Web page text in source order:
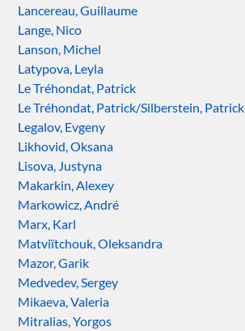
Lancereau, Guillaume
Lange, Nico
Lanson, Michel
Latypova, Leyla
Le Tréhondat, Patrick
Le Tréhondat, Patrick/Silberstein, Patrick
Legalov, Evgeny
Likhovid, Oksana
Lisova, Justyna
Makarkin, Alexey
Markowicz, André
Marx, Karl
Matviïtchouk, Oleksandra
Mazor, Garik
Medvedev, Sergey
Mikaeva, Valeria
Mitralias, Yorgos